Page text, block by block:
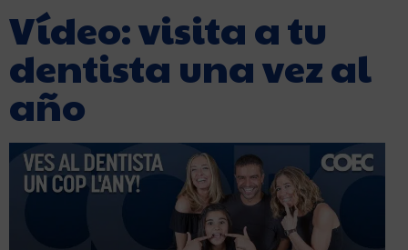
Vídeo: visita a tu
dentista una vez al
año